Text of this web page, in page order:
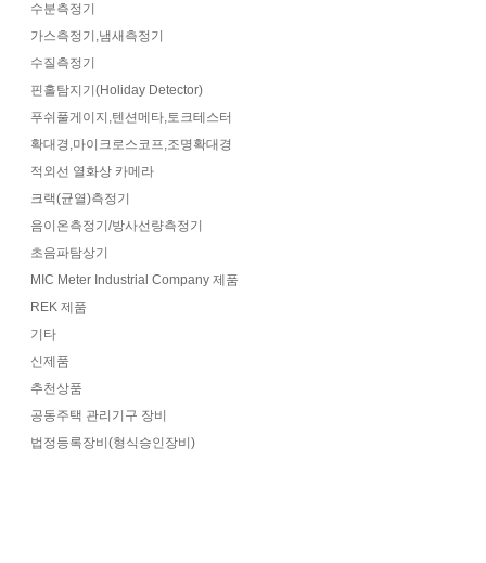
수분측정기
가스측정기,냄새측정기
수질측정기
핀홀탐지기(Holiday Detector)
푸쉬풀게이지,텐션메타,토크테스터
확대경,마이크로스코프,조명확대경
적외선 열화상 카메라
크랙(균열)측정기
음이온측정기/방사선량측정기
초음파탐상기
MIC Meter Industrial Company 제품
REK 제품
기타
신제품
추천상품
공동주택 관리기구 장비
법정등록장비(형식승인장비)